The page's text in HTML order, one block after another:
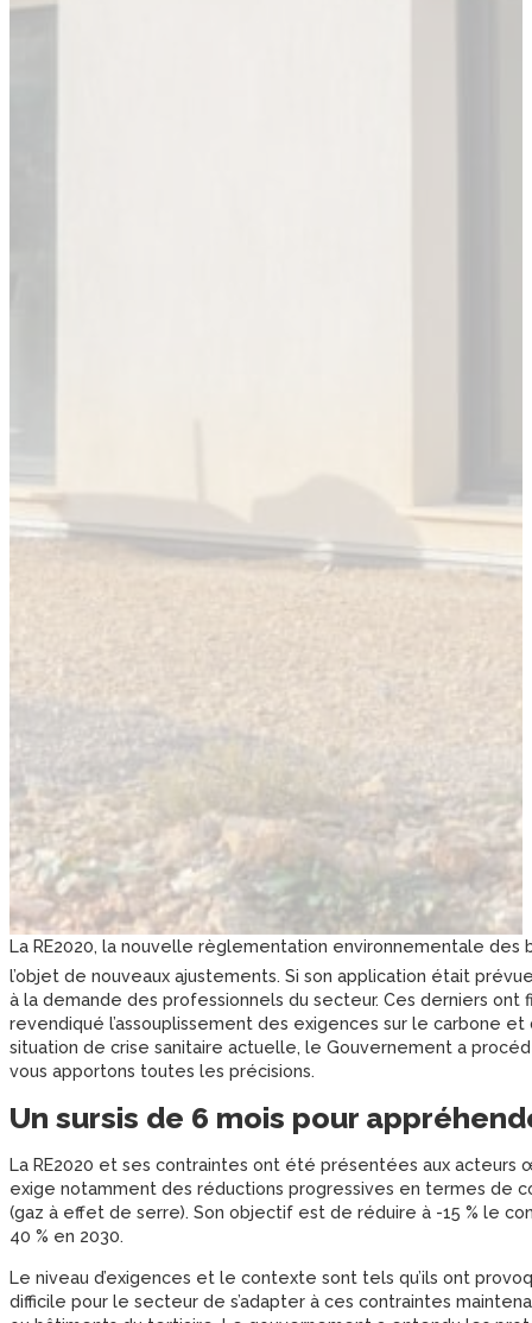
La RE2020, la nouvelle règlementation environnementale
l’objet de nouveaux ajustements. Si son application était
à la demande des professionnels du secteur. Ces derniers
revendiqué l’assouplissement des exigences sur le carbone
situation de crise sanitaire actuelle, le Gouvernement a
vous apportons toutes les précisions.
Un sursis de 6 mois pour
La RE2020 et ses contraintes ont été présentées aux
exige notamment des réductions progressives en termes de
(gaz à effet de serre). Son objectif est de réduire à -15 % le
40 % en 2030.
Le niveau d’exigences et le contexte sont tels qu’ils ont
difficile pour le secteur de s’adapter à ces contraintes